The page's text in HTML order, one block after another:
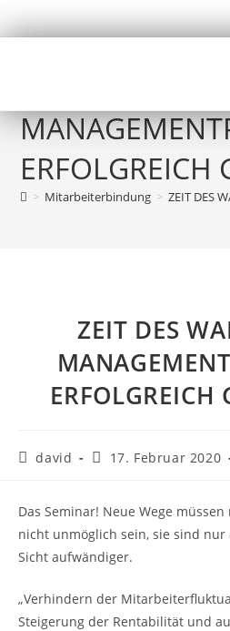
ERFOLGREICH
> Mitarbeiterbindung > ZEIT DES
ZEIT DES
ERFOLGREICH
david 17. Februar 2020
Das Seminar! Neue Wege
nicht unmöglich sein, sie sind
Sicht aufwändiger.
„Verhindern der
Steigerung der Rentabilität und